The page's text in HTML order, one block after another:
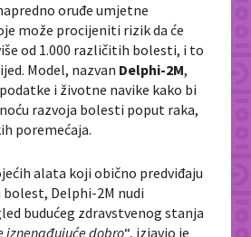
oruđe umjetne
može procijeniti rizik da će
od 1.000 različitih bolesti, i to
Model, nazvan Delphi-2M,
i životne navike kako bi
razvoja bolesti poput raka,
poremećaja.
alata koji obično predviđaju
bolest, Delphi-2M nudi
budućeg zdravstvenog stanja
iznenađujuće dobro“, izjavio je